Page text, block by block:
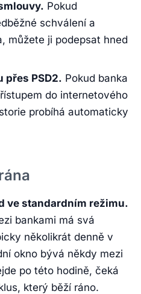
Pokud
schválení a
můžete ji podepsat hned
přes PSD2. Pokud banka
do internetového
probíhá automaticky
ve standardním režimu.
bankami má svá
několikrát denně v
okno bývá někdy mezi
po této hodině, čeká
který běží ráno.